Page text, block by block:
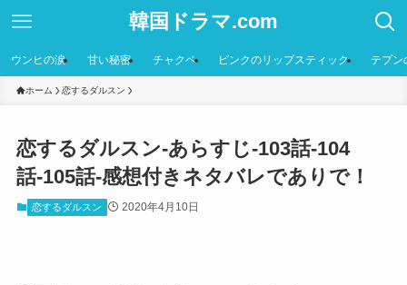
韓国ドラマ.com
ウンヒの涙 甘い秘密 チャクペ ピンクのリップスティック テプン
ホーム 恋するダルスン
恋するダルスン-あらすじ-103話-104
話-105話-感想付きネタバレでありで！
恋するダルスン 2020年4月10日